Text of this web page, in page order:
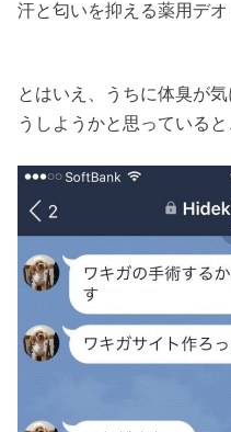
汗と匂いを抑える薬用デ
とはいえ、うちに体臭が
うしようかと思っていると